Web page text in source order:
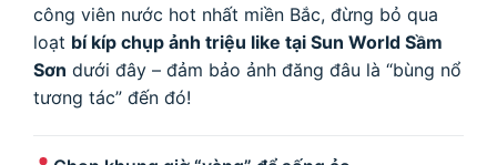
công viên nước hot nhất miền Bắc, đừng bỏ qua
loạt bí kíp chụp ảnh triệu like tại Sun World Sầm
Sơn dưới đây – đảm bảo ảnh đăng đâu là “bùng nổ
tương tác” đến đó!